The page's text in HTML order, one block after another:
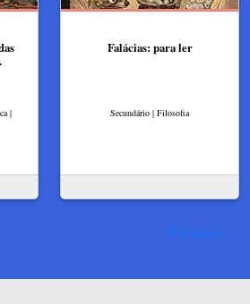
|
Falácias: para ler
Secundário | Filosofia
Ver mais